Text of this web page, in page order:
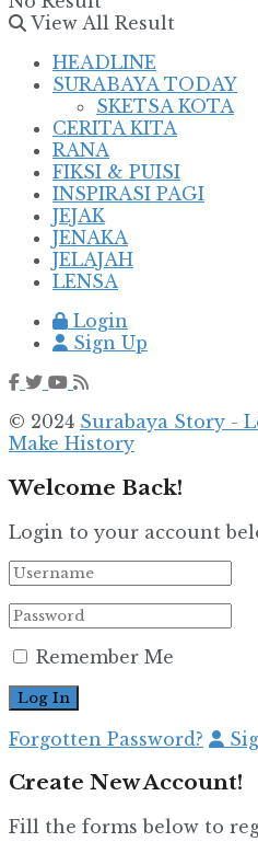
View All Result
HEADLINE
SURABAYA TODAY
SKETSA KOTA
CERITA KITA
RANA
FIKSI & PUISI
INSPIRASI PAGI
JEJAK
JENAKA
JELAJAH
LENSA
Login
Sign Up
© 2024 Surabaya Story -
Make History
Welcome Back!
Login to your account
Remember Me
Forgotten Password?
Create New Account!
Fill the forms below to